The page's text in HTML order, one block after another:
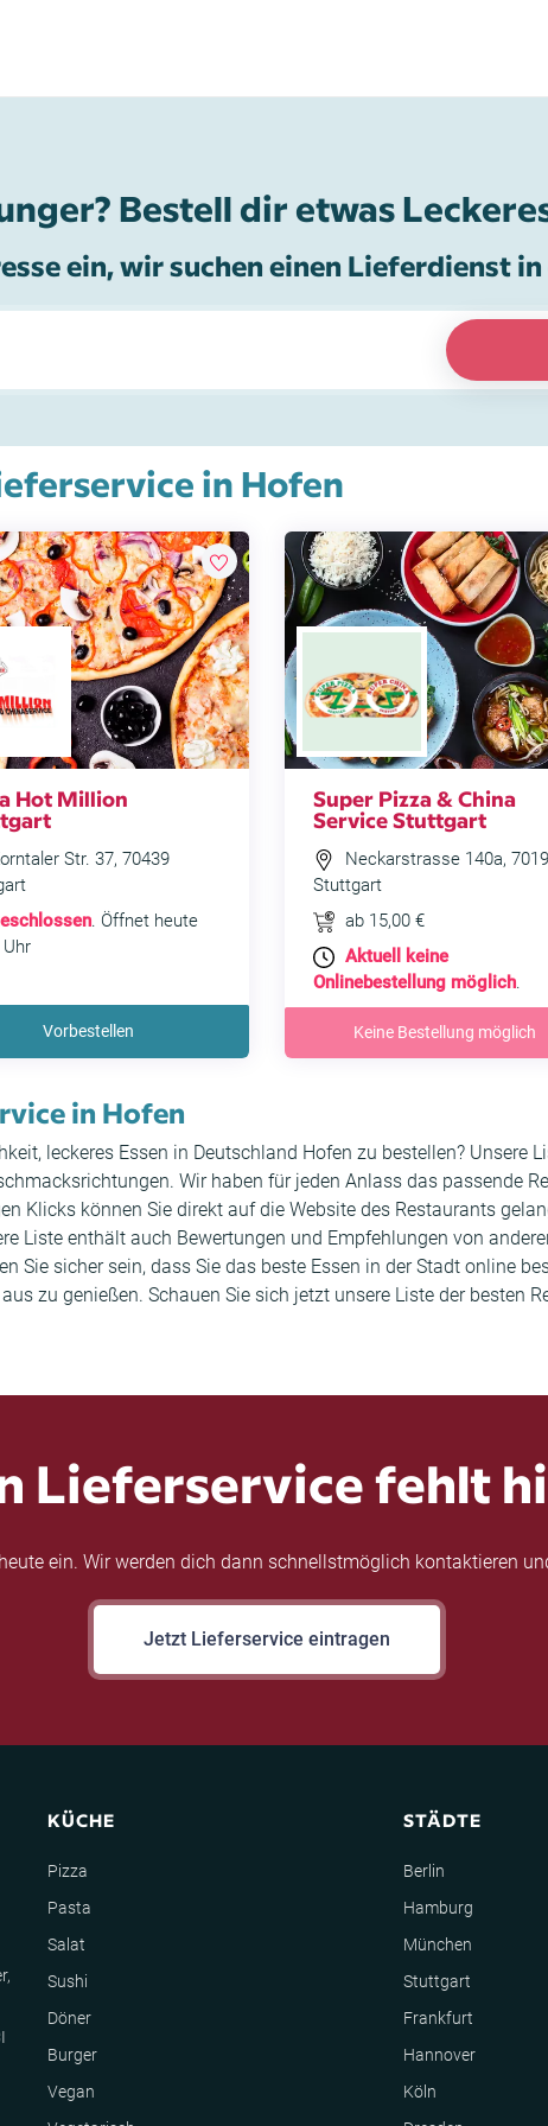
Bestell dir etwas
ein, wir suchen einen Lieferdienst
in Hofen
Hot Million
Str. 37, 70439
. Öffnet heute
Uhr
Vorbestellen
Super Pizza & China
Service Stuttgart
Neckarstrasse 140a,
Stuttgart
ab 15,00 €
Aktuell keine
Onlinebestellung möglich.
Keine Bestellung möglich
in Hofen
leckeres Essen in Deutschland Hofen zu bestellen? Unsere
Wir haben für jeden Anlass das passende
Klicks können Sie direkt auf die Website des Restaurants
Liste enthält auch Bewertungen und Empfehlungen von
Sie sicher sein, dass Sie das beste Essen in der Stadt online
zu genießen. Schauen Sie sich jetzt unsere Liste der besten
Lieferservice fehlt
ein. Wir werden dich dann schnellstmöglich kontaktieren
Jetzt Lieferservice eintragen
KÜCHE
Pizza
Pasta
Salat
Sushi
Döner
Burger
Vegan
STÄDTE
Berlin
Hamburg
München
Stuttgart
Frankfurt
Hannover
Köln